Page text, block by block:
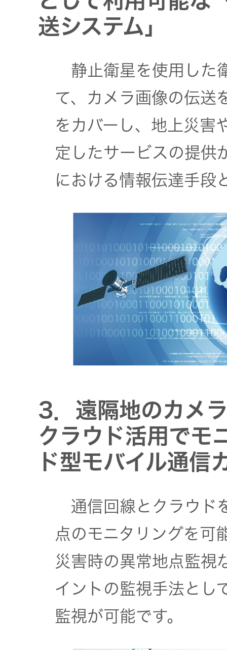
EXOFIELD
音場処理
技術
個人のお
客様 トッ
プ
送システム」
静止衛星を使用した
て、カメラ画像の伝送
をカバーし、地上災害
定したサービスの提供
における情報伝達手段
3．遠隔地のカメ
クラウド活用でモ
ド型モバイル通信
通信回線とクラウド
点のモニタリングを可
災害時の異常地点監視
イントの監視手法とし
監視が可能です。